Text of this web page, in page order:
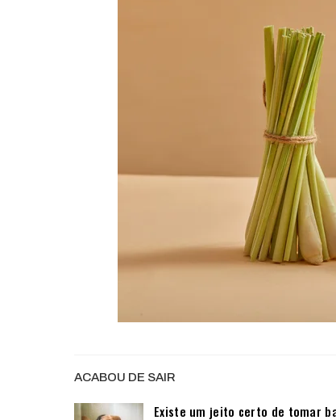
ACABOU DE SAIR
Existe um jeito certo de tomar